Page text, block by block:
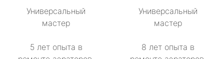
Универсальный
мастер
5 лет опыта в
Универсальный
мастер
8 лет опыта в